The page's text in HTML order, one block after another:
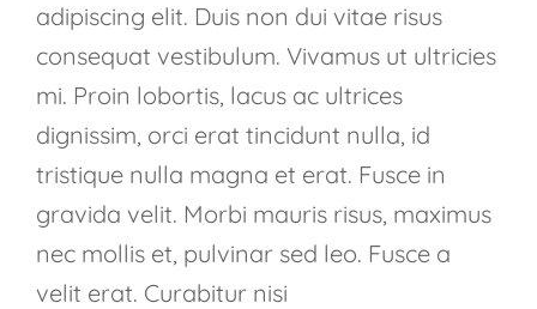
adipiscing elit. Duis non dui vitae risus
consequat vestibulum. Vivamus ut ultricies
mi. Proin lobortis, lacus ac ultrices
dignissim, orci erat tincidunt nulla, id
tristique nulla magna et erat. Fusce in
gravida velit. Morbi mauris risus, maximus
nec mollis et, pulvinar sed leo. Fusce a
velit erat. Curabitur nisi